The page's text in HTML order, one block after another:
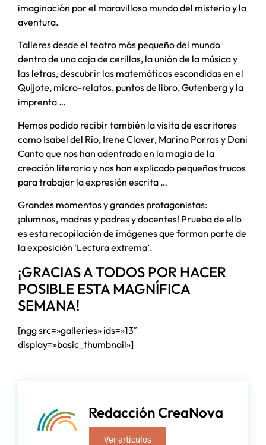
imaginación por el maravilloso mundo del misterio y la
aventura.
Talleres desde el teatro más pequeño del mundo
dentro de una caja de cerillas, la unión de la música y
las letras, descubrir las matemáticas escondidas en el
Quijote, micro-relatos, puntos de libro, Gutenberg y la
imprenta …
Hemos podido recibir también la visita de escritores
como Isabel del Río, Irene Claver, Marina Porras y Dani
Canto que nos han adentrado en la magia de la
creación literaria y nos han explicado pequeños trucos
para trabajar la expresión escrita …
Grandes momentos y grandes protagonistas:
¡alumnos, madres y padres y docentes! Prueba de ello
es esta recopilación de imágenes que forman parte de
la exposición ‘Lectura extrema’.
¡GRACIAS A TODOS POR HACER
POSIBLE ESTA MAGNÍFICA
SEMANA!
[ngg src=»galleries» ids=»13″
display=»basic_thumbnail»]
Redacción CreaNova
Ver artículos